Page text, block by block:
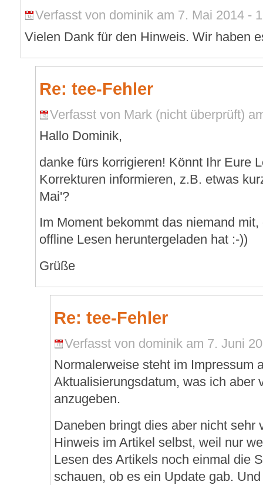
Verfasst von dominik am 7. Mai 2014 -
Vielen Dank für den Hinweis. Wir haben
Re: tee-Fehler
Verfasst von Mark (nicht überprüft)
Hallo Dominik,
danke fürs korrigieren! Könnt Ihr Eure
Korrekturen informieren, z.B. etwas
Mai'?
Im Moment bekommt das niemand
offline Lesen heruntergeladen hat :-))
Grüße
Re: tee-Fehler
Verfasst von dominik am 7. Juni
Normalerweise steht im Impressum
Aktualisierungsdatum, was ich aber
anzugeben.
Daneben bringt dies aber nicht sehr
Hinweis im Artikel selbst, weil nur
Lesen des Artikels noch einmal die
schauen, ob es ein Update gab.